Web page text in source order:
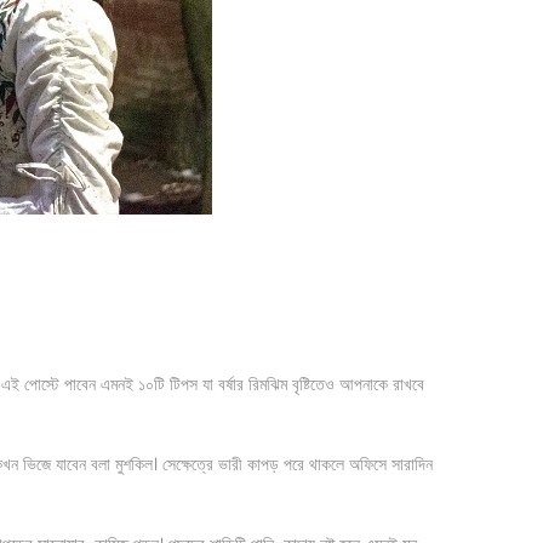
পাবেন এমনই ১০টি টিপস যা বর্ষার রিমঝিম বৃষ্টিতেও আপনাকে রাখবে
ভিজে যাবেন বলা মুশকিল। সেক্ষেত্রে ভারী কাপড় পরে থাকলে অফিসে সারাদিন